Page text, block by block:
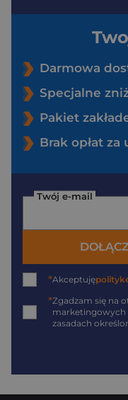
Darmowa
Specjalne
Pakiet
Brak opłat
Twój e-mail
*Akceptuję
*Zgadzam się na
marketingowych
zasadach